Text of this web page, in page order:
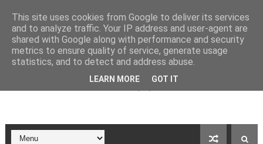
This site uses cookies from Google to deliver its services
and to analyze traffic. Your IP address and user-agent are
shared with Google along with performance and security
metrics to ensure quality of service, generate usage
statistics, and to detect and address abuse.
LEARN MORE GOT IT